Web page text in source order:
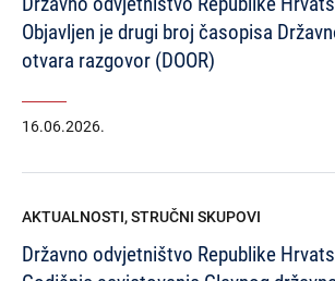
Objavljen je drugi broj časopisa
otvara razgovor (DOOR)
16.06.2026.
AKTUALNOSTI,STRUČNI SKUPOVI
Državno odvjetništvo Republike